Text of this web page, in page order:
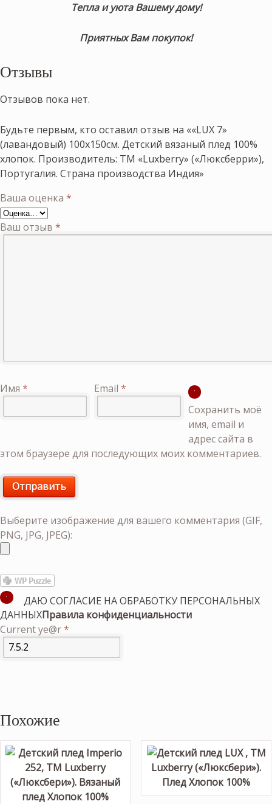
Тепла и уюта Вашему дому!
Приятных Вам покупок!
Отзывы
Отзывов пока нет.
Будьте первым, кто оставил отзыв на ««LUX 7»
(лавандовый) 100х150см. Детский вязаный плед 100%
хлопок. Производитель: ТМ «Luxberry» («Люксберри»),
Португалия. Страна производства Индия»
Ваша оценка *
Ваш отзыв *
Имя * Email *
Сохранить моё
имя, email и
адрес сайта в
этом браузере для последующих моих комментариев.
Выберите изображение для вашего комментария (GIF,
PNG, JPG, JPEG):
ДАЮ СОГЛАСИЕ НА ОБРАБОТКУ ПЕРСОНАЛЬНЫХ
ДАННЫХПравила конфиденциальности
Current ye@r*
Похожие